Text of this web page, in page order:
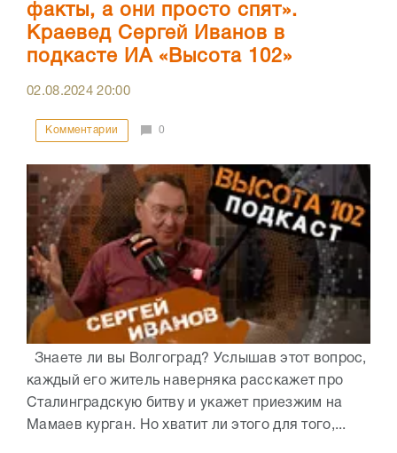
факты, а они просто спят».
Краевед Сергей Иванов в
подкасте ИА «Высота 102»
02.08.202420:00
Комментарии 0
Знаете ли вы Волгоград? Услышав этот вопрос,
каждый его житель наверняка расскажет про
Сталинградскую битву и укажет приезжим на
Мамаев курган. Но хватит ли этого для того,...